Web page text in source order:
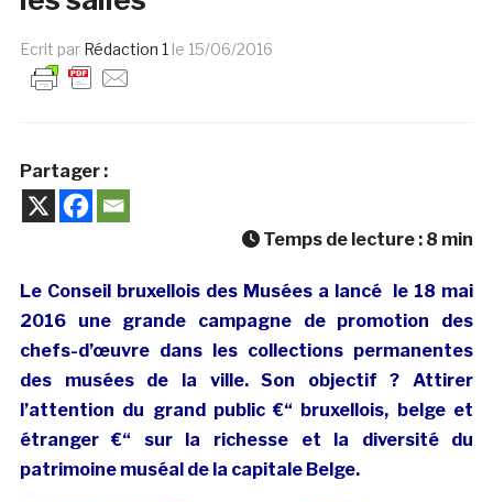
Ecrit par Rédaction 1 le 15/06/2016
Partager :
Temps de lecture : 8 min
Le Conseil bruxellois des Musées a lancé le 18 mai
2016 une grande campagne de promotion des
chefs-d’œuvre dans les collections permanentes
des musées de la ville. Son objectif ? Attirer
l’attention du grand public €“ bruxellois, belge et
étranger €“ sur la richesse et la diversité du
patrimoine muséal de la capitale Belge.